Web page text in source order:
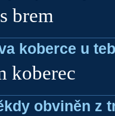
brem
koberce u
koberec
obviněn z